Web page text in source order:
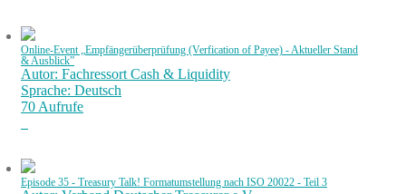
Online-Event „Empfängerüberprüfung (Verfication of Payee) - Aktueller Stand
& Ausblick”
Autor: Fachressort Cash & Liquidity
Sprache: Deutsch
70 Aufrufe
Episode 35 - Treasury Talk! Formatumstellung nach ISO 20022 - Teil 3